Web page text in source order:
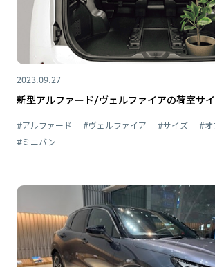
2023.09.27
新型アルファード/ヴェルファイアの荷室サ
#アルファード #ヴェルファイア #サイズ
#オ
#ミニバン